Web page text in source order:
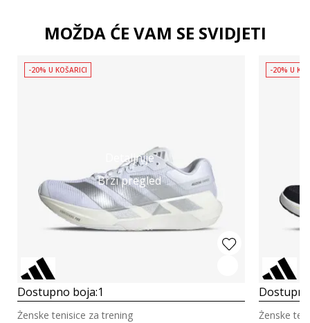
MOŽDA ĆE VAM SE SVIDJETI
Detaljnije
Brzi pregled
-20% U KOŠARICI
Dostupno boja:1
Ženske tenisice za trening
-20% U
Ženske